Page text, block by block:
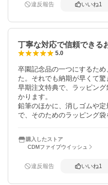
めです
取り扱い注意
います。
手動の鉛筆削りを進める理由
性がある。
個人的には公文の鉛筆削りが
100均のは、刃が鋭くなく割
ました。
違反報告 いいね1
丁寧な対応で信頼できる
5.0
卒園記念品の一つにするた
た。それでも納期が早くて驚
早期注文特典で、ラッピン
かります。
鉛筆のほかに、消しゴムや
で、そのためのラッピング袋
次年度の卒園委員の方にも
購入したストア
CDMファイブウイッシュ
違反報告 いいね1